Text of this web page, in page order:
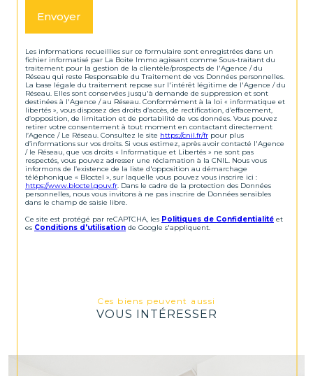
Envoyer
Les informations recueillies sur ce formulaire sont enregistrées dans un
fichier informatisé par La Boite Immo agissant comme Sous-traitant du
traitement pour la gestion de la clientèle/prospects de l'Agence / du
Réseau qui reste Responsable du Traitement de vos Données personnelles.
La base légale du traitement repose sur l'intérêt légitime de l'Agence / du
Réseau. Elles sont conservées jusqu'à demande de suppression et sont
destinées à l'Agence / au Réseau. Conformément à la loi « informatique et
libertés », vous disposez des droits d’accès, de rectification, d’effacement,
d’opposition, de limitation et de portabilité de vos données. Vous pouvez
retirer votre consentement à tout moment en contactant directement
l’Agence / Le Réseau. Consultez le site https://cnil.fr/fr pour plus
d’informations sur vos droits. Si vous estimez, après avoir contacté l'Agence
/ le Réseau, que vos droits « Informatique et Libertés » ne sont pas
respectés, vous pouvez adresser une réclamation à la CNIL. Nous vous
informons de l’existence de la liste d'opposition au démarchage
téléphonique « Bloctel », sur laquelle vous pouvez vous inscrire ici :
https://www.bloctel.gouv.fr. Dans le cadre de la protection des Données
personnelles, nous vous invitons à ne pas inscrire de Données sensibles
dans le champ de saisie libre.
Ce site est protégé par reCAPTCHA, les Politiques de Confidentialité et
es Conditions d'utilisation de Google s'appliquent.
Ces biens peuvent aussi
VOUS INTÉRESSER